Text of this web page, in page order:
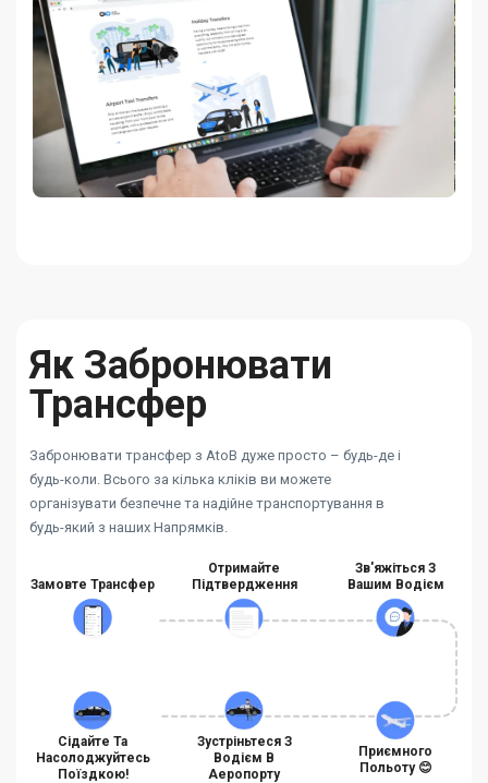
Як Забронювати
Трансфер
Забронювати трансфер з AtoB дуже просто – будь-де і
будь-коли. Всього за кілька кліків ви можете
організувати безпечне та надійне транспортування в
будь-який з наших Напрямків.
Замовте Трансфер
Отримайте
Підтвердження
Зв'яжіться З
Вашим Водієм
Сідайте Та
Насолоджуйтесь
Поїздкою!
Зустріньтеся З
Водієм В
Аеропорту
Приємного
Польоту 😊